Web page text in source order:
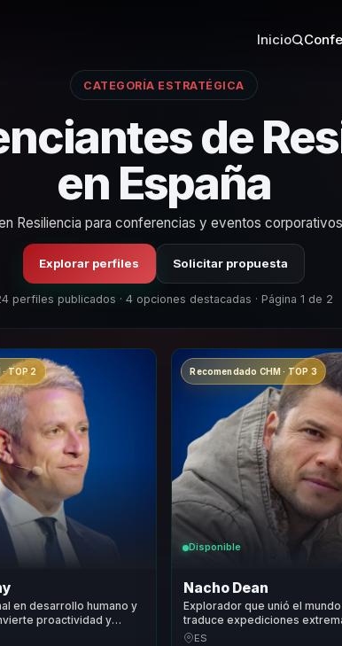
Inicio
CATEGORÍA ESTRATÉGICA
de
en España
Resiliencia para conferencias y eventos
Explorar perfiles Solicitar propuesta
perfiles publicados · 4 opciones destacadas · Página 1 de 2
TOP 2
en desarrollo humano y
proactividad y
y compromiso para
Recomendado CHM · TOP 3
Disponible
Nacho Dean
Explorador que unió el
traduce expediciones
liderazgo, resiliencia y
ES